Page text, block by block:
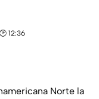
12:36
Norte la